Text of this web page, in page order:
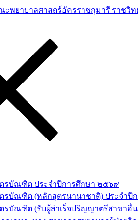
รบัณฑิต ประจำปีการศึกษา ๒๕๖๙
รบัณฑิต (หลักสูตรนานาชาติ) ประจำปี
รบัณฑิต (รับผู้สำเร็จปริญญาตรีสาขาอื่